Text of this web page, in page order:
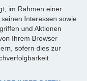
im Rahmen einer
Interessen sowie
und Aktionen
Ihrem Browser
sofern dies zur